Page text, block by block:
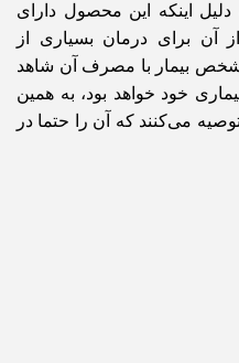
دلیل اینکه این محصول دارای
آن برای درمان بسیاری از
شخص بیمار با مصرف آن شاهد
خود خواهد بود، به همین
می‌کنند که آن را حتما در